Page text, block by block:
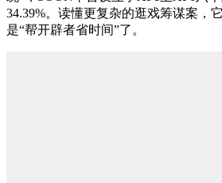
34.39%。读懂更复杂的逛戏筹谋案，
是“帮开辟者省时间”了。